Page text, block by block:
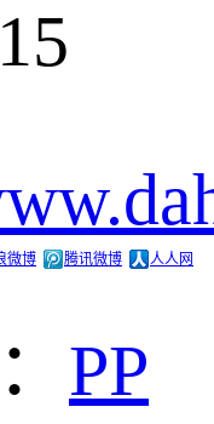
微博 腾讯微博
人人网
PP